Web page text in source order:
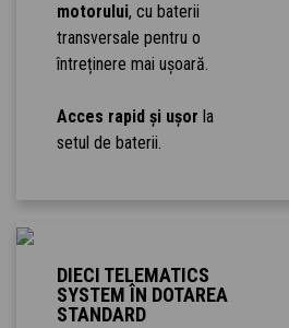
motorului, cu baterii
transversale pentru o
întreținere mai ușoară.
Acces rapid și ușor la
setul de baterii.
DIECI TELEMATICS
SYSTEM ÎN DOTAREA
STANDARD